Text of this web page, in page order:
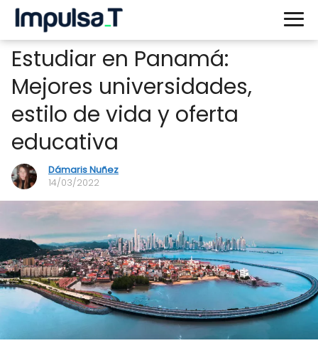
Estudiar en Panamá:
Mejores universidades,
estilo de vida y oferta
educativa
Dámaris Nuñez
14/03/2022